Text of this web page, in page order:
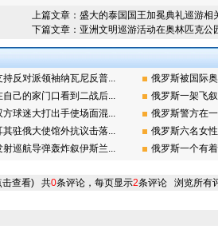
上篇文章： 盛大的泰国国王加冕典礼巡游相
下篇文章： 亚洲文明巡游活动在奥林匹克公
反对派领袖纳瓦尼反普...
俄罗斯被国际
己的家门口看到二战后...
俄罗斯一架飞
球迷大打出手使场面混...
俄罗斯警方在
驻俄大使馆外抗议击落...
俄罗斯六名女
巡航导弹轰炸叙伊斯兰...
俄罗斯一个有
击查看) 共0条评论，每页显示2条评论 浏览所有